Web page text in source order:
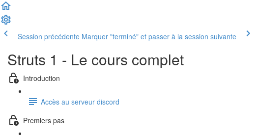
Session précédente Marquer "terminé" et passer à la session suivante
Struts 1 - Le cours complet
Introduction
Accès au serveur discord
Premiers pas